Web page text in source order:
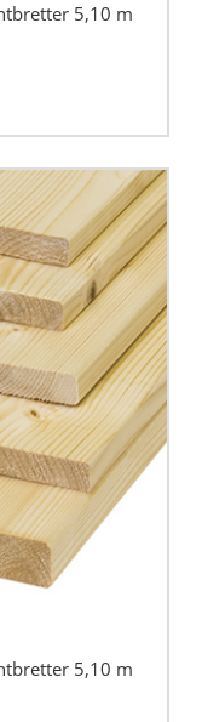
5,10 m
5,10 m